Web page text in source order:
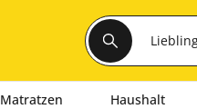
Matratzen Haushalt